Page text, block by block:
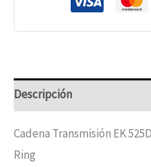
Descripción
Cadena Transmisión EK
Ring